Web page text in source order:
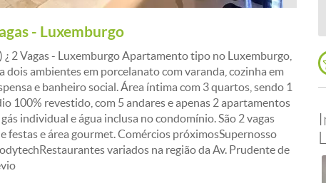
- Luxemburgo
2 Vagas - Luxemburgo Apartamento tipo no Luxemburgo,
dois ambientes em porcelanato com varanda, cozinha em
e banheiro social. Área íntima com 3 quartos, sendo 1
100% revestido, com 5 andares e apenas 2 apartamentos
individual e água inclusa no condomínio. São 2 vagas
festas e área gourmet. Comércios próximosSupernosso
variados na região da Av. Prudente de